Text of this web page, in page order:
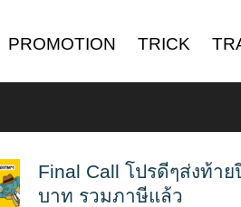
PROMOTION TRICK
Final Call โปรดีๆส่งท้า
บาท รวมภาษีแล้ว